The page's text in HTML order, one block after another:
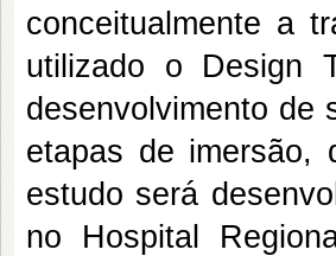
conceitualmente a
utilizado o Design
desenvolvimento de
etapas de imersão,
estudo será
no Hospital